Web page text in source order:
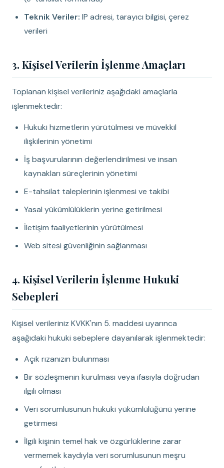
Teknik Veriler: IP adresi, tarayıcı bilgisi, çerez
verileri
3. Kişisel Verilerin İşlenme Amaçları
Toplanan kişisel verileriniz aşağıdaki amaçlarla
işlenmektedir:
Hukuki hizmetlerin yürütülmesi ve müvekkil
ilişkilerinin yönetimi
İş başvurularının değerlendirilmesi ve insan
kaynakları süreçlerinin yönetimi
E-tahsilat taleplerinin işlenmesi ve takibi
Yasal yükümlülüklerin yerine getirilmesi
İletişim faaliyetlerinin yürütülmesi
Web sitesi güvenliğinin sağlanması
4. Kişisel Verilerin İşlenme Hukuki
Sebepleri
Kişisel verileriniz KVKK'nın 5. maddesi uyarınca
aşağıdaki hukuki sebeplere dayanılarak işlenmektedir:
Açık rızanızın bulunması
Bir sözleşmenin kurulması veya ifasıyla doğrudan
ilgili olması
Veri sorumlusunun hukuki yükümlülüğünü yerine
getirmesi
İlgili kişinin temel hak ve özgürlüklerine zarar
vermemek kaydıyla veri sorumlusunun meşru